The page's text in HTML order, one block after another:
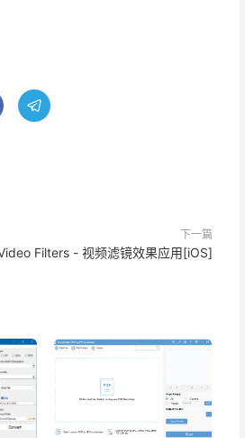

下一篇
Filters - 视频滤镜效果应用[iOS]